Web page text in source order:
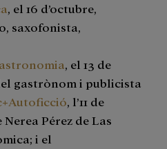
, el 16 d’octubre,
saxofonista,
, el 13 de
gastrònom i publicista
, l’11 de
Pérez de Las
i el